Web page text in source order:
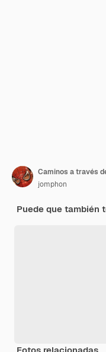
Caminos a través
jomphon
Puede que también